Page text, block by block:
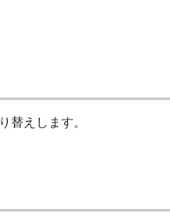
替えします。